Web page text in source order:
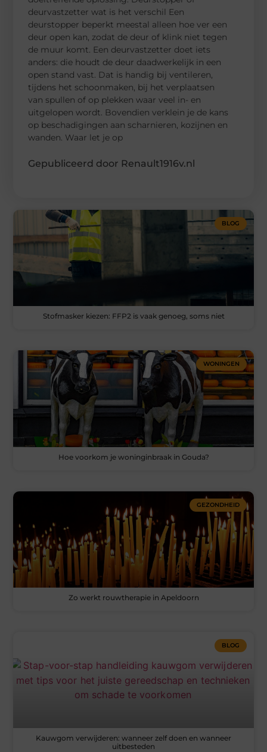
deurvastzetter wat is het verschil Een
deurstopper beperkt meestal alleen hoe ver een
deur open kan, zodat de deur of klink niet tegen
de muur komt. Een deurvastzetter doet iets
anders: die houdt de deur daadwerkelijk in een
open stand vast. Dat is handig bij ventileren,
tijdens het schoonmaken, bij het verplaatsen
van spullen of op plekken waar veel in- en
uitgelopen wordt. Bovendien verklein je de kans
op beschadigingen aan scharnieren, kozijnen en
wanden. Waar let je op
Gepubliceerd door Renault1916v.nl
BLOG
Stofmasker kiezen: FFP2 is vaak genoeg, soms niet
WONINGEN
Hoe voorkom je woninginbraak in Gouda?
GEZONDHEID
Zo werkt rouwtherapie in Apeldoorn
BLOG
Kauwgom verwijderen: wanneer zelf doen en wanneer
uitbesteden